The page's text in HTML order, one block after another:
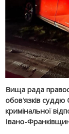
Вища рада
обов'язків суддю
кримінальної
Івано-